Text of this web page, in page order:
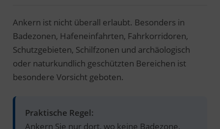
Ankern ist nicht überall erlaubt. Besonders in
Badezonen, Hafeneinfahrten, Fahrkorridoren,
Schutzgebieten, Schilfzonen und archäologisch
oder naturkundlich geschützten Bereichen ist
besondere Vorsicht geboten.
Praktische Regel:
Ankern Sie nur dort, wo keine Badezone,